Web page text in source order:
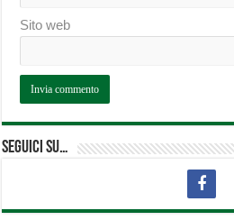
Sito web
Seguici su…